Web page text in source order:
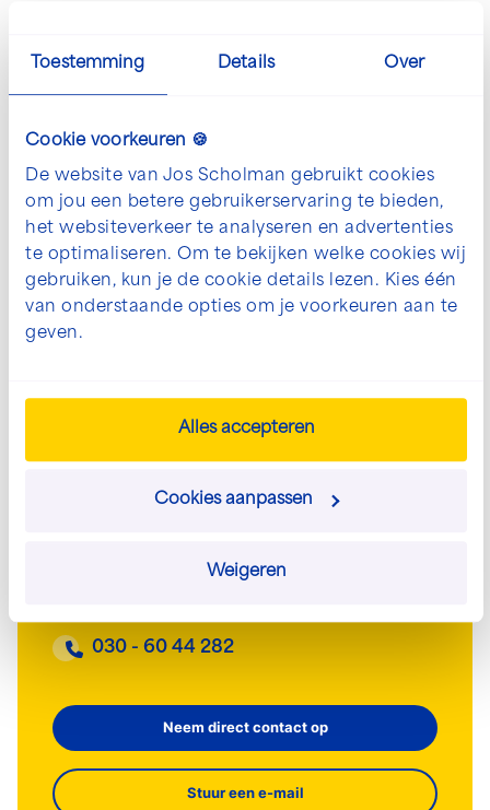
Toestemming Details Over
Cookie voorkeuren 🍪
De website van Jos Scholman gebruikt cookies
om jou een betere gebruikerservaring te bieden,
het websiteverkeer te analyseren en advertenties
te optimaliseren. Om te bekijken welke cookies wij
gebruiken, kun je de cookie details lezen. Kies één
van onderstaande opties om je voorkeuren aan te
geven.
Alles accepteren
Cookies aanpassen
Weigeren
De mogelijkheden voor jouw
project bespreken?
030 - 60 44 282
Neem direct contact op
Stuur een e-mail